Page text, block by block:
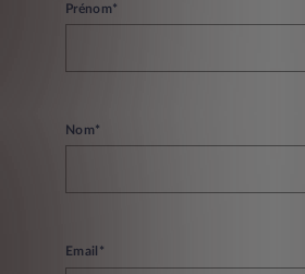
Prénom*
Nom*
Email*